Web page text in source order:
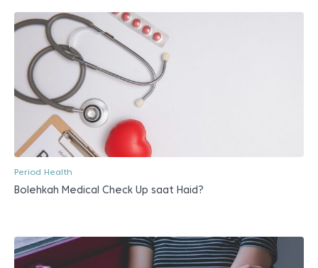
Period Health
Bolehkah Medical Check Up saat Haid?